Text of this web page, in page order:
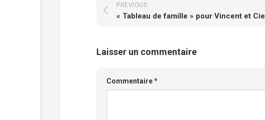
PREVIOUS
« Tableau de famille » pour Vincent et Cie
Laisser un commentaire
Commentaire*